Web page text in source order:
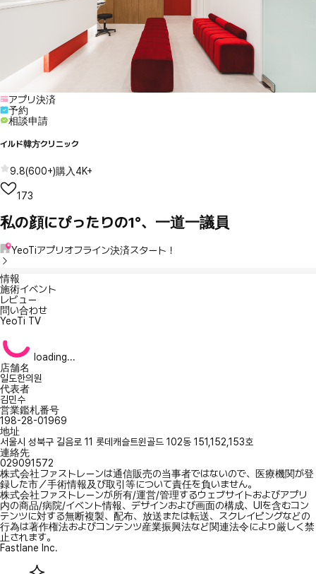
アプリ決済
予約
相談申請
イルド韓方クリニック
9.8(600+)購入4K+
173
私の顔にぴったりの1°、一道一議員
YeoTiアプリオフライン決済スタート！
情報
施術イベント
レビュー
問い合わせ
YeoTi TV
loading...
店舗名
일도한의원
代表者
김민수
営業鑑札番号
198-28-01969
地址
서울시 성북구 길음로 11 롯데캐슬트윈골드 102동 151,152,153호
連絡先
029091572
株式会社ファストレーンは通信販売の当事者ではないので、医療機関が登
録した市／手術情報及び取引等について責任を負いません。
株式会社ファストレーンが所有/運営/管理するウェブサイトおよびアプリ
内の商品/病院/イベント情報、デザインおよび画面の構成、UIを含むコン
テンツに対する無断複製、配布、放送または転送、スクレイピングなどの
行為は著作権法およびコンテンツ産業振興法など関連法令により厳しく禁
止されます。
Fastlane Inc.